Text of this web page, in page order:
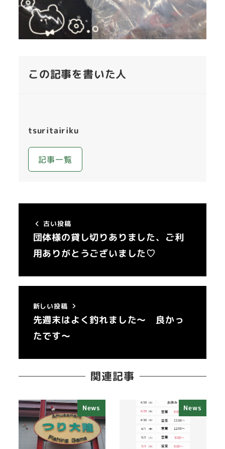
この記事を書いた人
tsuritairiku
記事一覧
古い投稿
団体様の貸し切りありました、ご利
用ありがとうございました♡
新しい投稿
先週末はよく釣れました～ 良かっ
たです～
関連記事
News News